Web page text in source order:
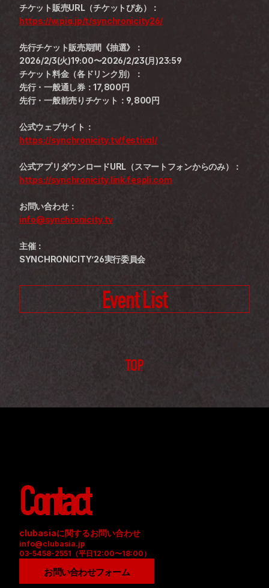
チケット販売URL（チケットぴあ）：
https://w.pia.jp/t/synchronicity26/
先行チケット販売期間《抽選》：
2026/2/3(火)19:00〜2026/2/23(月)23:59
チケット料金（各ドリンク別）：
先行・一般通し券：17,800円
先行・一般前売りチケット：9,800円
公式ウェブサイト：
https://synchronicity.tv/festival/
公式アプリダウンロードURL（スマートフォンからのみ）：
https://synchronicity.link.fespli.com
お問い合わせ：
info@synchronicity.tv
主催：
SYNCHRONICITY’26実行委員会
Event List
TOP
Contact
clubasiaに関するお問い合わせ
info@clubasia.jp
03-5458-2551（平日12:00〜18:00）
お問い合わせフォーム